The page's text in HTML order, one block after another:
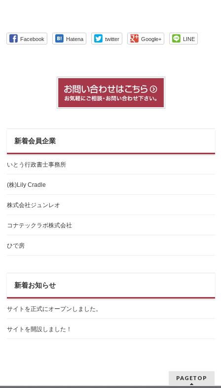
Facebook Hatena twitter Google+ LINE
新着会員企業
いとう行政書士事務所
(株)Lily Cradle
株式会社ジュンレオ
コナテックラボ株式会社
ひで房
新着お知らせ
サイトを正式にオープンしました。
サイトを開設しました！
PAGETOP